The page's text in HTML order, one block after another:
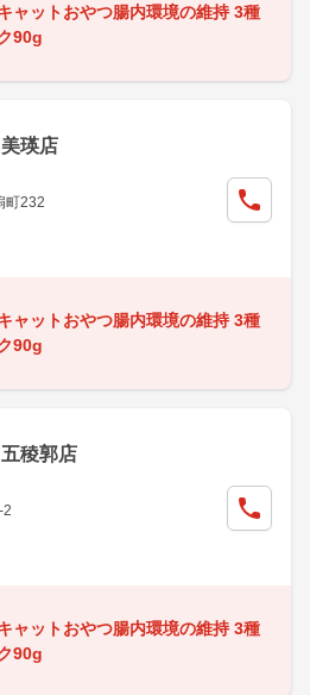
ャットおやつ腸内環境の維持 3種
90g
瑛店
町232
ャットおやつ腸内環境の維持 3種
90g
稜郭店
2
ャットおやつ腸内環境の維持 3種
90g